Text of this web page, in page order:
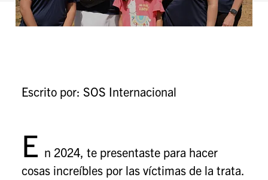
Escrito por: SOS Internacional
E n 2024, te presentaste para hacer
cosas increíbles por las víctimas de la trata.